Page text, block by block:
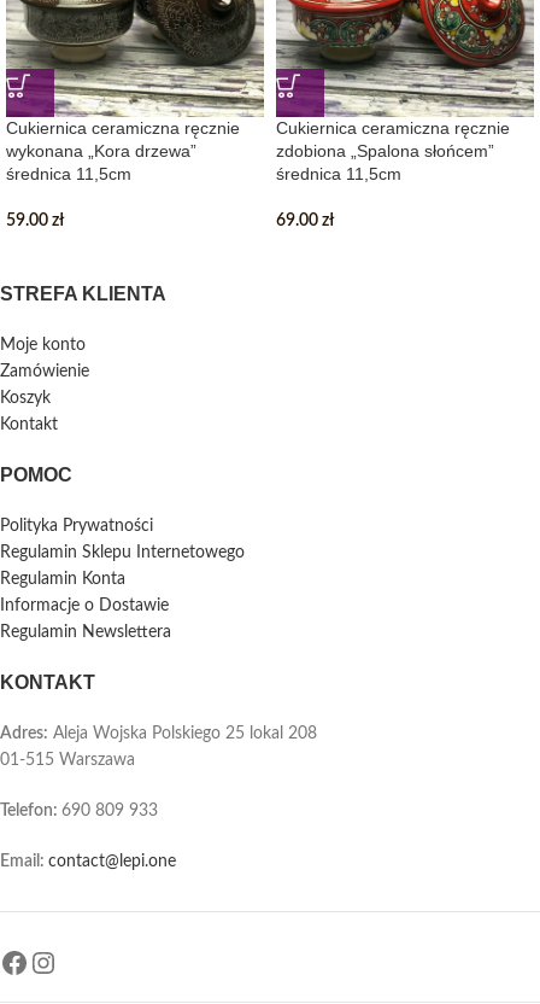
Cukiernica ceramiczna ręcznie
wykonana „Kora drzewa”
średnica 11,5cm
59.00 zł
Cukiernica ceramiczna ręcznie
zdobiona „Spalona słońcem”
średnica 11,5cm
69.00 zł
STREFA KLIENTA
Moje konto
Zamówienie
Koszyk
Kontakt
POMOC
Polityka Prywatności
Regulamin Sklepu Internetowego
Regulamin Konta
Informacje o Dostawie
Regulamin Newslettera
KONTAKT
Adres: Aleja Wojska Polskiego 25 lokal 208
01-515 Warszawa
Telefon: 690 809 933
Email: contact@lepi.one